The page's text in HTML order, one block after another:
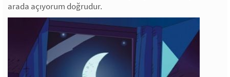
arada açıyorum doğrudur.